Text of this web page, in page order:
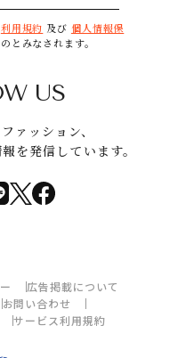
利用規約 及び 個人情報保
とみなされます。
US
ァッション、
を発信しています。
広告掲載について
お問い合わせ
サービス利用規約